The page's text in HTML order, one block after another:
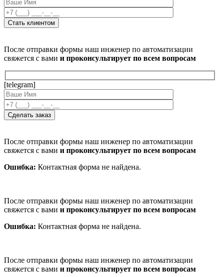
После отправки формы наш инженер по автоматизации
свяжется с вами и проконсультирует по всем вопросам
[telegram]
После отправки формы наш инженер по автоматизации
свяжется с вами и проконсультирует по всем вопросам
Ошибка: Контактная форма не найдена.
После отправки формы наш инженер по автоматизации
свяжется с вами и проконсультирует по всем вопросам
Ошибка: Контактная форма не найдена.
После отправки формы наш инженер по автоматизации
свяжется с вами и проконсультирует по всем вопросам